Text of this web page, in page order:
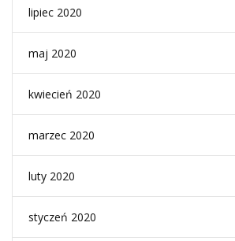
lipiec 2020
maj 2020
kwiecień 2020
marzec 2020
luty 2020
styczeń 2020